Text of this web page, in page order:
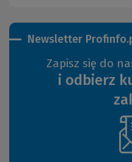
Newsletter
Zapisz się do
i odbierz